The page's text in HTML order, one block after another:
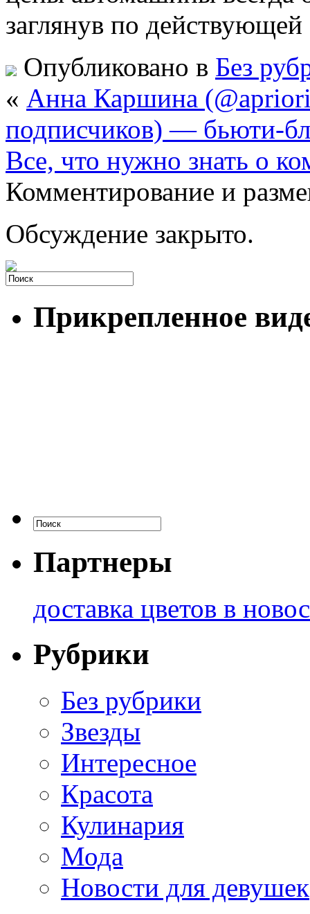
заглянув по
Опубликовано в Без
« Анна Каршина
подписчиков) — бьюти-
Все, что нужно знать о
Комментирование и
Обсуждение закрыто.
Прикрепленное
Партнеры
доставка цветов в
Рубрики
Без рубрики
Звезды
Интересное
Красота
Кулинария
Мода
Новости для девушек